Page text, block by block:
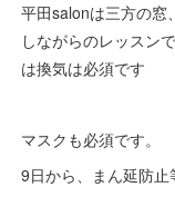
平田salonは三方の窓
しながらのレッスン
は換気は必須です
マスクも必須です。
9日から、まん延防